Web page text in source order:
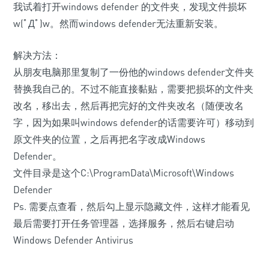
我试着打开windows defender 的文件夹，发现文件损坏
w(ﾟДﾟ)w。然而windows defender无法重新安装。
解决方法：
从朋友电脑那里复制了一份他的windows defender文件夹
替换我自己的。不过不能直接黏贴，需要把损坏的文件夹
改名，移出去，然后再把完好的文件夹改名（随便改名
字，因为如果叫windows defender的话需要许可）移动到
原文件夹的位置，之后再把名字改成Windows
Defender。
文件目录是这个C:\ProgramData\Microsoft\Windows
Defender
Ps. 需要点查看，然后勾上显示隐藏文件，这样才能看见
最后需要打开任务管理器，选择服务，然后右键启动
Windows Defender Antivirus